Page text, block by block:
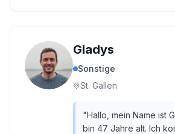
Gladys
Sonstige
St. Gallen
"Hallo, mein Name ist
bin 47 Jahre alt. Ich